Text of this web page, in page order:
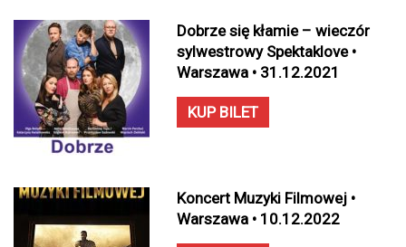
Dobrze się kłamie – wieczór
sylwestrowy Spektaklove •
Warszawa • 31.12.2021
KUP BILET
Koncert Muzyki Filmowej •
Warszawa • 10.12.2022